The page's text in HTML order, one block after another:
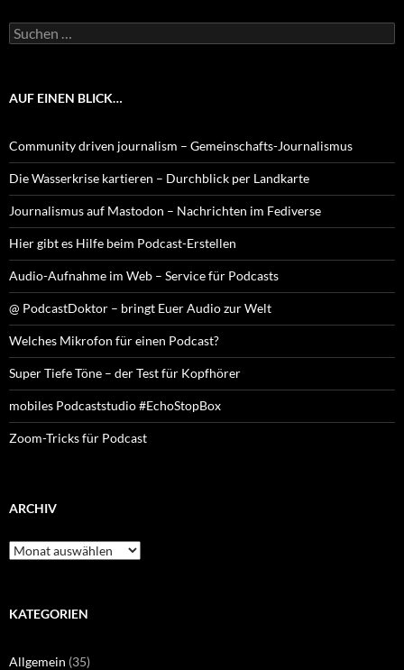
Suchen
nach:
AUF EINEN BLICK…
Community driven journalism – Gemeinschafts-Journalismus
Die Wasserkrise kartieren – Durchblick per Landkarte
Journalismus auf Mastodon – Nachrichten im Fediverse
Hier gibt es Hilfe beim Podcast-Erstellen
Audio-Aufnahme im Web – Service für Podcasts
@ PodcastDoktor – bringt Euer Audio zur Welt
Welches Mikrofon für einen Podcast?
Super Tiefe Töne – der Test für Kopfhörer
mobiles Podcaststudio #EchoStopBox
Zoom-Tricks für Podcast
ARCHIV
Archiv
KATEGORIEN
Allgemein (35)